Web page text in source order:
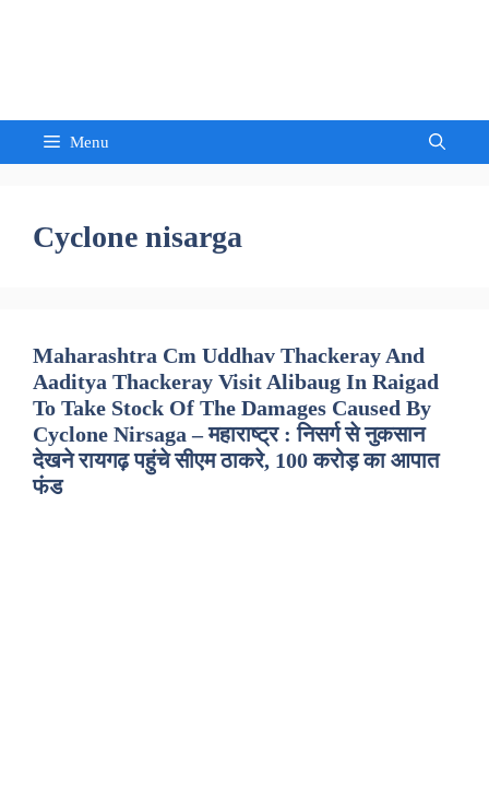
Menu
Cyclone nisarga
Maharashtra Cm Uddhav Thackeray And
Aaditya Thackeray Visit Alibaug In Raigad
To Take Stock Of The Damages Caused By
Cyclone Nirsaga – महाराष्ट्र : निसर्ग से नुकसान
देखने रायगढ़ पहुंचे सीएम ठाकरे, 100 करोड़ का आपात
फंड